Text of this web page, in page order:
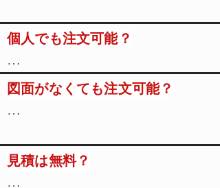
※お客様指定の締日・支払日等を
※手形・小切手は2026年度末の廃
止までの間に限ります
弊社のインボイス登録番号は
郵送でお届けいたします。
大田区・川崎など、
お近くの場合は
直接納品に伺います。
個人でも注文可能？
図面等ご用意いただければ
対応できる場合もあります。
個人でも注文可能？
図面がなくても注文可能？
簡略的なもので構いませんので、
手書き図など描いて
​図面がなくても注文可能？
見積は無料？
​見積は無料？